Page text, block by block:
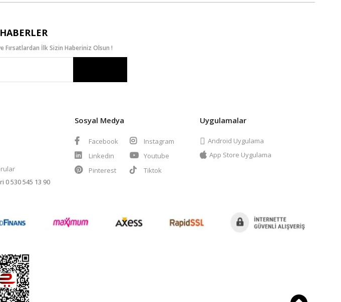
Fırsatlardan İlk Sizin Haberiniz Olsun !
0 530 545 13 90
Sosyal Medya
Facebook
Instagram
Linkedin
Youtube
Pinterest
Tiktok
Uygulamalar
Android Uygulama
App Store Uygulama